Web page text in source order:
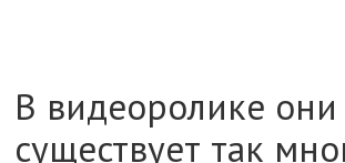
В видеоролике
существует так